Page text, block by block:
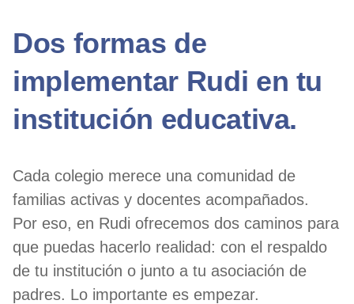
Dos formas de
implementar Rudi en tu
institución educativa.
Cada colegio merece una comunidad de
familias activas y docentes acompañados.
Por eso, en Rudi ofrecemos dos caminos para
que puedas hacerlo realidad: con el respaldo
de tu institución o junto a tu asociación de
padres. Lo importante es empezar.